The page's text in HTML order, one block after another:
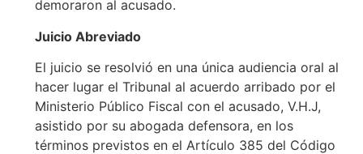
demoraron al acusado.
Juicio Abreviado
El juicio se resolvió en una única audiencia oral al
hacer lugar el Tribunal al acuerdo arribado por el
Ministerio Público Fiscal con el acusado, V.H.J,
asistido por su abogada defensora, en los
términos previstos en el Artículo 385 del Código